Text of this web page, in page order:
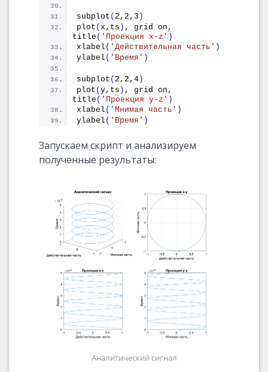
subplot ( 2,2,3 )
plot (x,ts )
title ( 'Проекция x-z' )
xlabel ( 'Действительная часть' )
ylabel ( 'Время' )
subplot ( 2,2,4)
plot (y,ts )
title ( 'Проекция y-z' )
xlabel ( 'Мнимая часть' )
ylabel ( 'Время' )
Запускаем скрипт и анализируем
полученные результаты:
Аналитический сигнал